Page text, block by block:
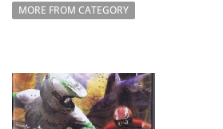
MORE FROM CATEGORY